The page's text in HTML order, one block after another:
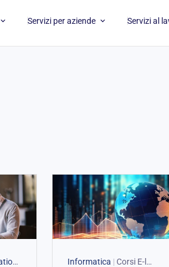
APRI CORSIServizi per aziende APRI SERVIZI
Servizi al
Digital Transformation Corsi E-learningInformatica |Corsi E-learning